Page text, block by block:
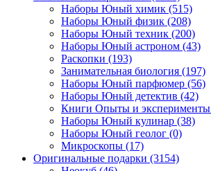
Наборы Юный химик (515)
Наборы Юный физик (208)
Наборы Юный техник (200)
Наборы Юный астроном (43)
Раскопки (193)
Занимательная биология (197)
Наборы Юный парфюмер (56)
Наборы Юный детектив (42)
Книги Опыты и эксперименты
Наборы Юный кулинар (38)
Наборы Юный геолог (0)
Микроскопы (17)
Оригинальные подарки (3154)